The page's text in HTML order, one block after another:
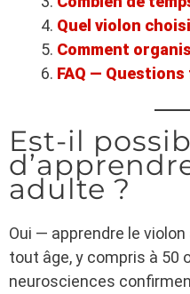
Quel violon
Comment
FAQ —
Est-il
adulte ?
Oui — apprendre le
tout âge, y compris à 50
neurosciences